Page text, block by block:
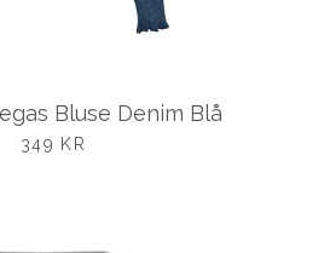
Bluse Denim Blå
UDSALGSPRIS
349 KR